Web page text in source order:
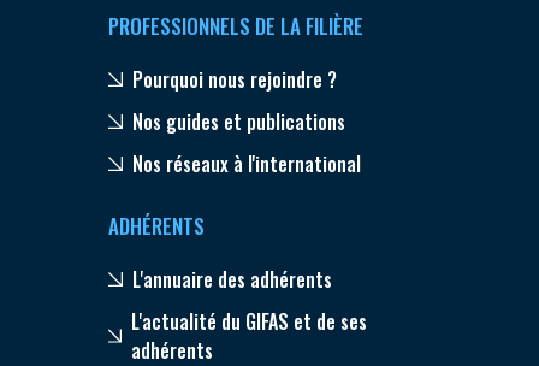
PROFESSIONNELS DE LA FILIÈRE
Pourquoi nous rejoindre ?
Nos guides et publications
Nos réseaux à l'international
ADHÉRENTS
L'annuaire des adhérents
L'actualité du GIFAS et de ses
adhérents